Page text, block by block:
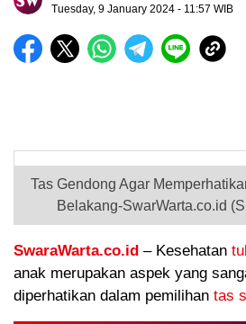
Tuesday, 9 January 2024 - 11:57 WIB
Tas Gendong Agar
Belakang-SwarWarta.co.id
SwaraWarta.co.id – Kesehatan
anak merupakan aspek yang
diperhatikan dalam pemilihan tas